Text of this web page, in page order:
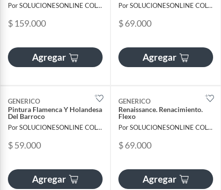
Por SOLUCIONESONLINE COLOMBIA SAS
$ 159.000
Agregar
Por SOLUCIONESONLINE COLOMBIA SAS
$ 69.000
Agregar
GENERICO
Pintura Flamenca Y Holandesa
Del Barroco
Por SOLUCIONESONLINE COLOMBIA SAS
$ 59.000
Agregar
GENERICO
Renaissance. Renacimiento.
Flexo
Por SOLUCIONESONLINE COLOMBIA SAS
$ 69.000
Agregar